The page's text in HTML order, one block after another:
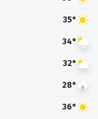
35°
34°
32°
28°
36°